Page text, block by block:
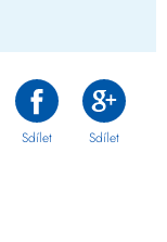
Sdílet Sdílet